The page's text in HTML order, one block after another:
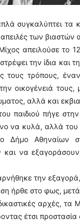
συγκαλύπτει
των βιαστών
απειλούσε το
την ίδια και
τους τρόπους,
οικογένειά
αλλά και
παιδιού πήγε
να κυλά, αλλά του
Δήμο
και να
την
ήρθε στο φως,
αρχές,
έτσι